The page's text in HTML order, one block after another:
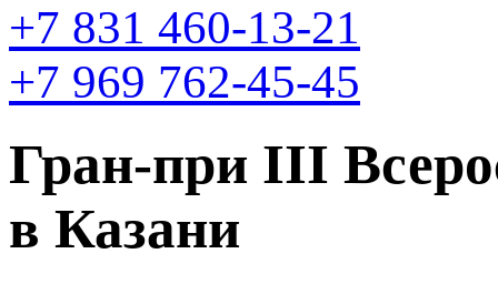
+7 831 460-13-21
+7 969 762-45-45
Гран-при III
в Казани